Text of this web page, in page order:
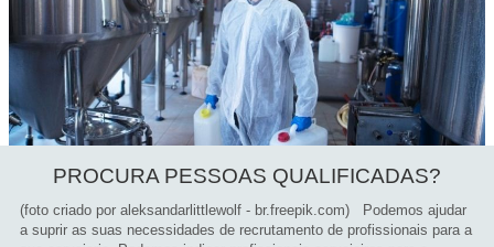
PROCURA PESSOAS QUALIFICADAS?
(foto criado por aleksandarlittlewolf - br.freepik.com) Podemos ajudar
a suprir as suas necessidades de recrutamento de profissionais para a